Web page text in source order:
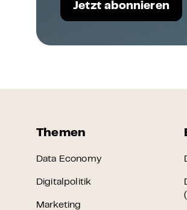
Jetzt abonnieren
Themen
Data Economy
Digitalpolitik
Marketing